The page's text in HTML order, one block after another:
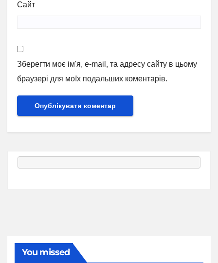
Сайт
Зберегти моє ім'я, e-mail, та адресу сайту в цьому
браузері для моїх подальших коментарів.
You missed